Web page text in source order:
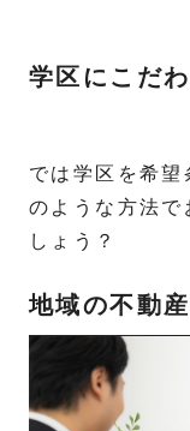
学区にこだ
では学区を希
のような方法で
しょう？
地域の不動